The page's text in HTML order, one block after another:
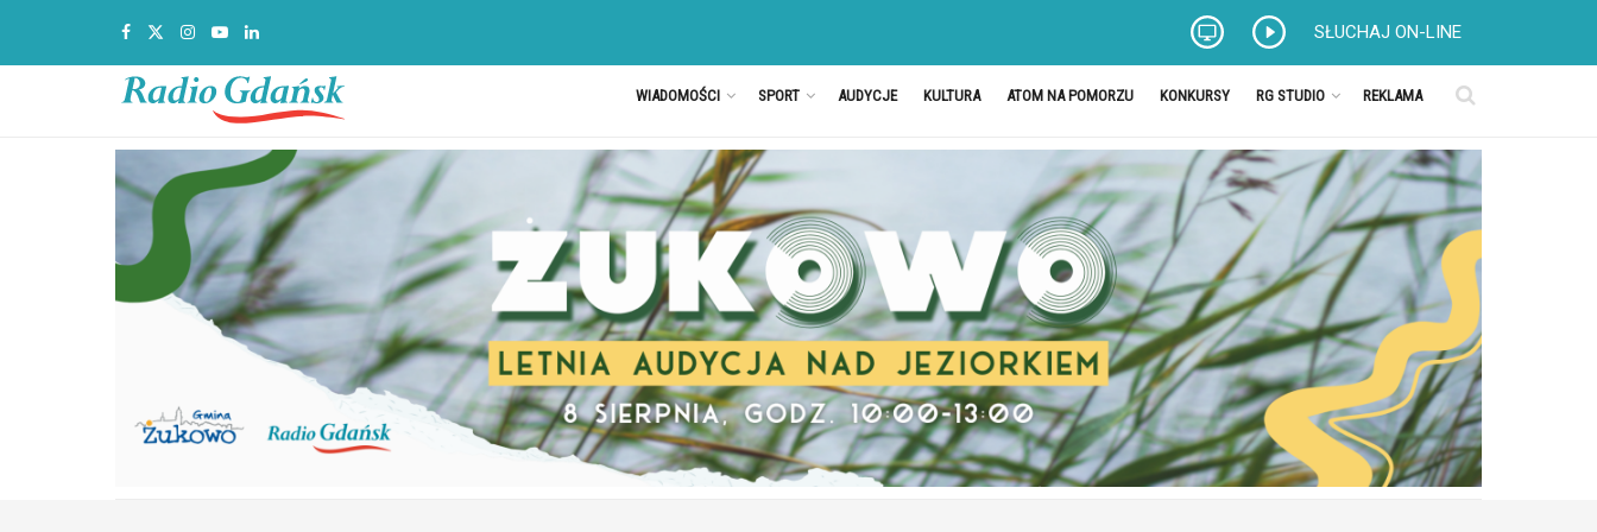
SŁUCHAJ ON-LINE
WIADOMOŚCI SPORT AUDYCJE KULTURA ATOM NA POMORZU KONKURSY RG STUDIO REKLAMA